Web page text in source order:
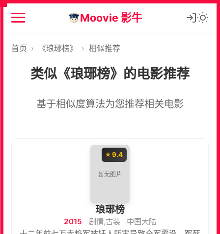
Moovie 影牛
首页 › 《琅琊榜》 › 相似推荐
类似《琅琊榜》的电影推荐
基于相似度算法为您推荐相关电影
⭐ 9.4
琅琊榜
2015 剧情,古装
中国大陆